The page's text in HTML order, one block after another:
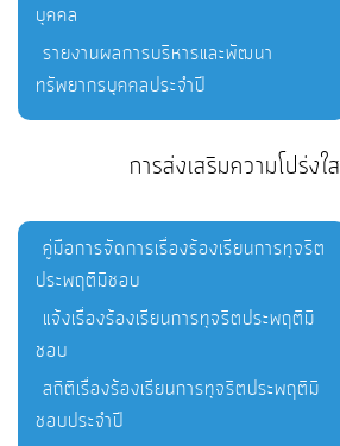
บุคคล
รายงานผลการบริหารและพัฒนา
ทรัพยากรบุคคลประจำปี
การส่งเสริมความโปร่งใส
คู่มือการจัดการเรื่องร้องเรียนการทุจริต
ประพฤติมิชอบ
แจ้งเรื่องร้องเรียนการทุจริตประพฤติมิ
ชอบ
สถิติเรื่องร้องเรียนการทุจริตประพฤติมิ
ชอบประจำปี